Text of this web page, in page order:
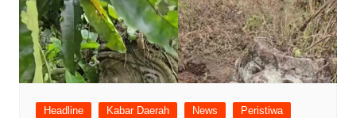
Headline Kabar Daerah News Peristiwa